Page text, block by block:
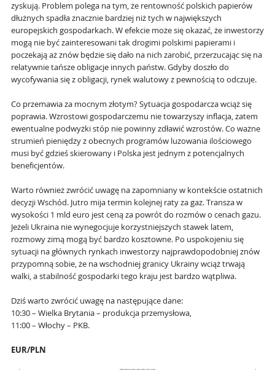
zyskują. Problem polega na tym, że rentowność polskich papierów
dłużnych spadła znacznie bardziej niż tych w największych
europejskich gospodarkach. W efekcie może się okazać, że inwestorzy
mogą nie być zainteresowani tak drogimi polskimi papierami i
poczekają aż znów będzie się dało na nich zarobić, przerzucając się na
relatywnie tańsze obligacje innych państw. Gdyby doszło do
wycofywania się z obligacji, rynek walutowy z pewnością to odczuje.
Co przemawia za mocnym złotym? Sytuacja gospodarcza wciąż się
poprawia. Wzrostowi gospodarczemu nie towarzyszy inflacja, zatem
ewentualne podwyżki stóp nie powinny zdławić wzrostów. Co ważne
strumień pieniędzy z obecnych programów luzowania ilościowego
musi być gdzieś skierowany i Polska jest jednym z potencjalnych
beneficjentów.
Warto również zwrócić uwagę na zapomniany w kontekście ostatnich
decyzji Wschód. Jutro mija termin kolejnej raty za gaz. Transza w
wysokości 1 mld euro jest ceną za powrót do rozmów o cenach gazu.
Jeżeli Ukraina nie wynegocjuje korzystniejszych stawek latem,
rozmowy zimą mogą być bardzo kosztowne. Po uspokojeniu się
sytuacji na głównych rynkach inwestorzy najprawdopodobniej znów
przypomną sobie, że na wschodniej granicy Ukrainy wciąż trwają
walki, a stabilność gospodarki tego kraju jest bardzo wątpliwa.
Dziś warto zwrócić uwagę na następujące dane:
10:30 – Wielka Brytania – produkcja przemysłowa,
11:00 – Włochy – PKB.
EUR/PLN